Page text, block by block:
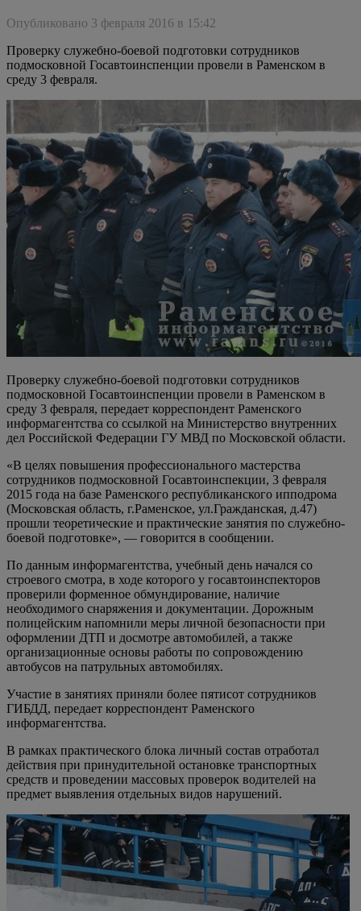
Опубликовано 3 февраля 2016 в 15:42
Проверку служебно-боевой подготовки сотрудников
подмосковной Госавтоинспенции провели в Раменском в
среду 3 февраля.
Проверку служебно-боевой подготовки сотрудников
подмосковной Госавтоинспенции провели в Раменском в
среду 3 февраля, передает корреспондент Раменского
информагентства со ссылкой на Министерство внутренних
дел Российской Федерации ГУ МВД по Московской области.
«В целях повышения профессионального мастерства
сотрудников подмосковной Госавтоинспекции, 3 февраля
2015 года на базе Раменского республиканского ипподрома
(Московская область, г.Раменское, ул.Гражданская, д.47)
прошли теоретические и практические занятия по служебно-
боевой подготовке», — говорится в сообщении.
По данным информагентства, учебный день начался со
строевого смотра, в ходе которого у госавтоинспекторов
проверили форменное обмундирование, наличие
необходимого снаряжения и документации. Дорожным
полицейским напомнили меры личной безопасности при
оформлении ДТП и досмотре автомобилей, а также
организационные основы работы по сопровождению
автобусов на патрульных автомобилях.
Участие в занятиях приняли более пятисот сотрудников
ГИБДД, передает корреспондент Раменского
информагентства.
В рамках практического блока личный состав отработал
действия при принудительной остановке транспортных
средств и проведении массовых проверок водителей на
предмет выявления отдельных видов нарушений.